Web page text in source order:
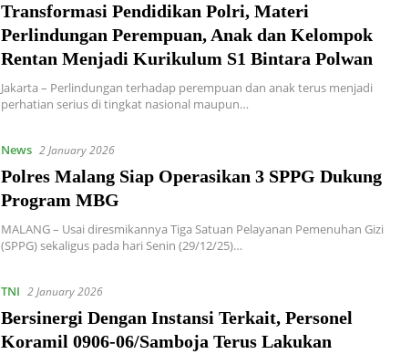
Transformasi Pendidikan Polri, Materi
Perlindungan Perempuan, Anak dan Kelompok
Rentan Menjadi Kurikulum S1 Bintara Polwan
Jakarta – Perlindungan terhadap perempuan dan anak terus menjadi
perhatian serius di tingkat nasional maupun…
News 2 January 2026
Polres Malang Siap Operasikan 3 SPPG Dukung
Program MBG
MALANG – Usai diresmikannya Tiga Satuan Pelayanan Pemenuhan Gizi
(SPPG) sekaligus pada hari Senin (29/12/25)…
TNI 2 January 2026
Bersinergi Dengan Instansi Terkait, Personel
Koramil 0906-06/Samboja Terus Lakukan